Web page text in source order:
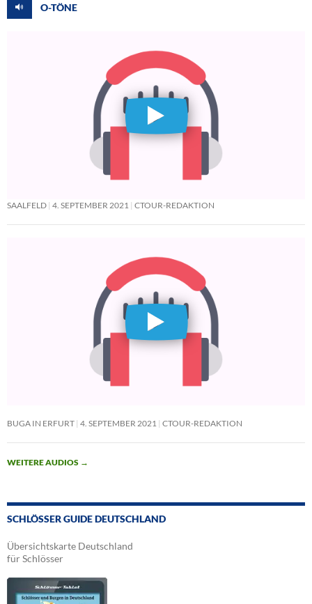
O-TÖNE
SAALFELD 4. SEPTEMBER 2021 CTOUR-REDAKTION
BUGA IN ERFURT 4. SEPTEMBER 2021 CTOUR-REDAKTION
WEITERE AUDIOS →
SCHLÖSSER GUIDE DEUTSCHLAND
Übersichtskarte Deutschland
für Schlösser